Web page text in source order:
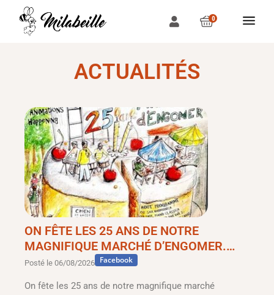
0
ACTUALITÉS
ON FÊTE LES 25 ANS DE NOTRE
MAGNIFIQUE MARCHÉ D’ENGOMER.…
Posté le 06/08/2026 Facebook
On fête les 25 ans de notre magnifique marché